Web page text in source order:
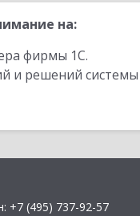
на:
фирмы 1С.
и решений
+7 (495) 737-92-57